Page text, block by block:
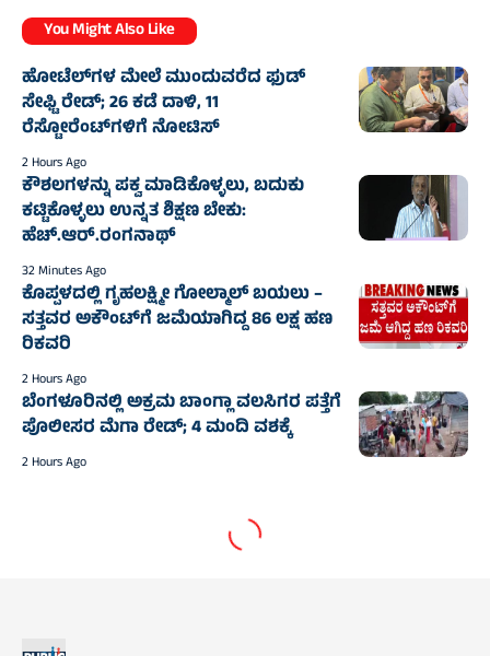
You Might Also Like
ಹೋಟೆಲ್‌ಗಳ ಮೇಲೆ ಮುಂದುವರೆದ ಫುಡ್
ಸೇಫ್ಟಿ ರೇಡ್; 26 ಕಡೆ ದಾಳಿ, 11
ರೆಸ್ಟೋರೆಂಟ್‌ಗಳಿಗೆ ನೋಟಿಸ್
2 Hours Ago
ಕೌಶಲಗಳನ್ನು ಪಕ್ವ ಮಾಡಿಕೊಳ್ಳಲು, ಬದುಕು
ಕಟ್ಟಿಕೊಳ್ಳಲು ಉನ್ನತ ಶಿಕ್ಷಣ ಬೇಕು:
ಹೆಚ್.ಆರ್.ರಂಗನಾಥ್
32 Minutes Ago
ಕೊಪ್ಪಳದಲ್ಲಿ ಗೃಹಲಕ್ಷ್ಮೀ ಗೋಲ್ಮಾಲ್‌ ಬಯಲು –
ಸತ್ತವರ ಅಕೌಂಟ್‌ಗೆ ಜಮೆಯಾಗಿದ್ದ 86 ಲಕ್ಷ ಹಣ
ರಿಕವರಿ
2 Hours Ago
ಬೆಂಗಳೂರಿನಲ್ಲಿ ಅಕ್ರಮ ಬಾಂಗ್ಲಾ ವಲಸಿಗರ ಪತ್ತೆಗೆ
ಪೊಲೀಸರ ಮೆಗಾ ರೇಡ್; 4 ಮಂದಿ ವಶಕ್ಕೆ
2 Hours Ago